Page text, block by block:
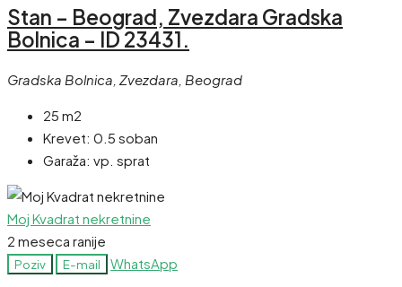
Stan – Beograd, Zvezdara Gradska
Bolnica – ID 23431.
Gradska Bolnica, Zvezdara, Beograd
25 m2
Krevet: 0.5 soban
Garaža: vp. sprat
Moj Kvadrat nekretnine
2 meseca ranije
Poziv E-mail WhatsApp